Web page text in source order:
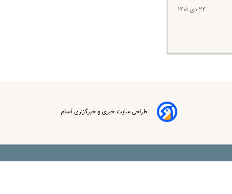
۲۴ دی ۱۴۰۱
طراحی سایت خبری و خبرگزاری آسام